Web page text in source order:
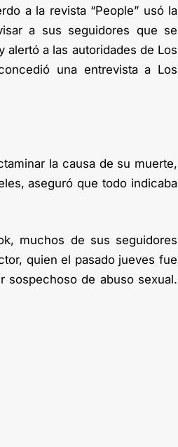
a la revista “People” usó la
a sus seguidores que se
a las autoridades de Los
una entrevista a Los
la causa de su muerte,
aseguró que todo indicaba
muchos de sus seguidores
quien el pasado jueves fue
sospechoso de abuso sexual.